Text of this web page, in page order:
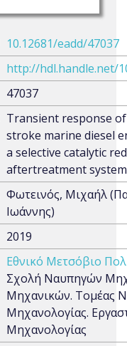
10.12681/eadd/47037
http://hdl.handle.net/
47037
Transient response
stroke marine diesel
a selective catalytic
aftertreatment system
Φωτεινός, Μιχαήλ
Ιωάννης)
2019
Εθνικό Μετσόβιο
Σχολή Ναυπηγών
Μηχανικών. Τομέας
Μηχανολογίας.
Μηχανολογίας